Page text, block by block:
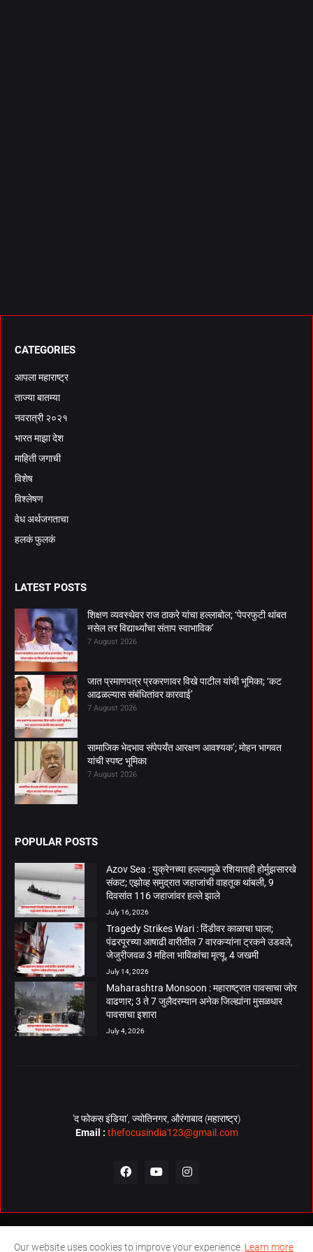
CATEGORIES
आपला महाराष्ट्र
ताज्या बातम्या
नवरात्री २०२१
भारत माझा देश
माहिती जगाची
विशेष
विश्लेषण
वेध अर्थजगताचा
हलकं फुलकं
LATEST POSTS
शिक्षण व्यवस्थेवर राज ठाकरे यांचा हल्लाबोल; ‘पेपरफुटी थांबत
नसेल तर विद्यार्थ्यांचा संताप स्वाभाविक’
7 August 2026
जात प्रमाणपत्र प्रकरणावर विखे पाटील यांची भूमिका; ‘कट
आढळल्यास संबंधितांवर कारवाई’
7 August 2026
सामाजिक भेदभाव संपेपर्यंत आरक्षण आवश्यक’; मोहन भागवत
यांची स्पष्ट भूमिका
7 August 2026
POPULAR POSTS
Azov Sea : युक्रेनच्या हल्ल्यामुळे रशियातही होर्मुझसारखे
संकट; एझोव्ह समुद्रात जहाजांची वाहतूक थांबली, 9
दिवसांत 116 जहाजांवर हल्ले झाले
July 16, 2026
Tragedy Strikes Wari : दिंडीवर काळाचा घाला;
पंढरपूरच्या आषाढी वारीतील 7 वारकऱ्यांना ट्रकने उडवले,
जेजुरीजवळ 3 महिला भाविकांचा मृत्यू, 4 जखमी
July 14, 2026
Maharashtra Monsoon : महाराष्ट्रात पावसाचा जोर
वाढणार; 3 ते 7 जुलैदरम्यान अनेक जिल्ह्यांना मुसळधार
पावसाचा इशारा
July 4, 2026
‘द फोकस इंडिया’, ज्योतिनगर, औरंगाबाद (महाराष्ट्र)
Email : thefocusindia123@gmail.com
About Us Contact Us The Focus India Policy
Our website uses cookies to improve your experience. Learn more